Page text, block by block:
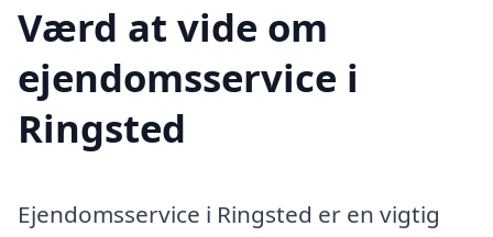
Værd at vide om
ejendomsservice i
Ringsted
Ejendomsservice i Ringsted er en vigtig